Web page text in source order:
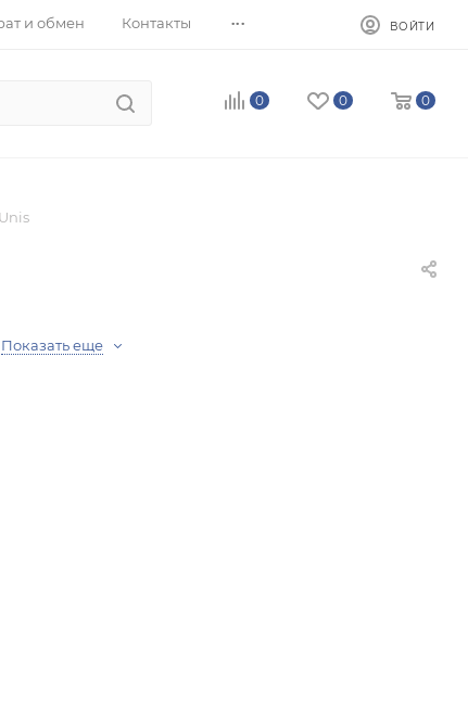
и обмен Контакты ... ВОЙТИ
0 0 0
Показать еще